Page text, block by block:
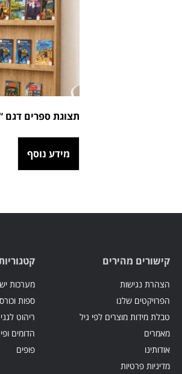
תצוגת ספרים דגם
מידע נוסף
קישורים מהירים
הצהרת נגישות
הפרויקטים שלנו
טבלת מידות מוצרים לפי גיל
מאמרים
אודותינו
מדיניות פרטיות
מערכות
ספות
ריהוט
הדומים
פופים